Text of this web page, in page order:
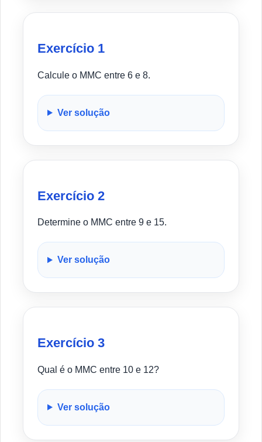
Exercício 1
Calcule o MMC entre 6 e 8.
Ver solução
Exercício 2
Determine o MMC entre 9 e 15.
Ver solução
Exercício 3
Qual é o MMC entre 10 e 12?
Ver solução